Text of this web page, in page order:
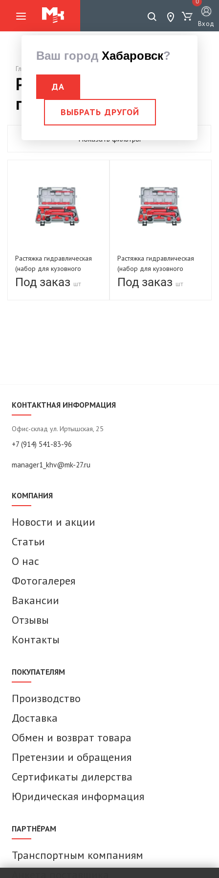
Ваш город Хабаровск?
ДА
ВЫБРАТЬ ДРУГОЙ
Вход
Главная страница
Растяжки
гидравлические
Показать фильтры
Растяжка гидравлическая
(набор для кузовного
ремонта) 10,0 тн LT-J1010A-
1 в металлическом кейсе
Под заказ шт
Растяжка гидравлическая
(набор для кузовного
ремонта) 10,0 тн LT-J1010C
в пластиковом кейсе
Под заказ шт
КОНТАКТНАЯ ИНФОРМАЦИЯ
Офис-склад ул. Иртышская, 25
+7 (914) 541-83-96
manager1_khv@mk-27.ru
КОМПАНИЯ
Новости и акции
Статьи
О нас
Фотогалерея
Вакансии
Отзывы
Контакты
ПОКУПАТЕЛЯМ
Производство
Доставка
Обмен и возврат товара
Претензии и обращения
Сертификаты дилерства
Юридическая информация
ПАРТНЁРАМ
Транспортным компаниям